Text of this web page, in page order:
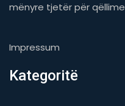
mënyre tjetër për
Impressum
Kategoritë